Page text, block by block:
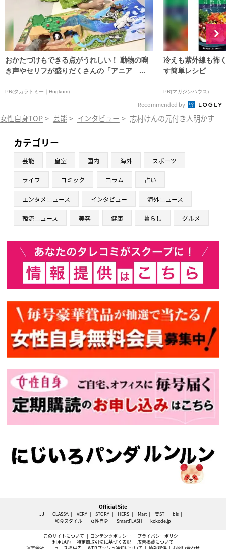
おかたづけもできる点がうれしい！ 動物の鳴
き声やセリフが盛りだくさんの「アニア ...
PR(タカラトミー｜Hugkum)
冷えも紫外線も怖
す簡単レシピ
PR(マガジンハウス)
Recommended by
女性自身TOP > 芸能 > インタビュー > 志村けんの元付き人明かす「
カテゴリー
芸能 皇室 国内 海外 スポーツ
ライフ コミック コラム 占い
エンタメニュース インタビュー 海外ニュース
韓流ニュース 美容 健康 暮らし グルメ
Official Site
JJ CLASSY. VERY STORY HERS Mart 美ST
bis
和食スタイル
女性自身 SmartFLASH kokode.jp
このサイトについて コンテンツポリシー
プライバシーポリシー
利用規約
特定商取引法に基づく表記
広告掲載について